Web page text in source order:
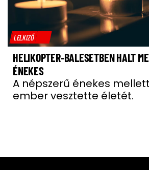
LELKIZŐ
HELIKOPTER-BALESETBEN HALT
ÉNEKES
A népszerű énekes
ember vesztette életét.